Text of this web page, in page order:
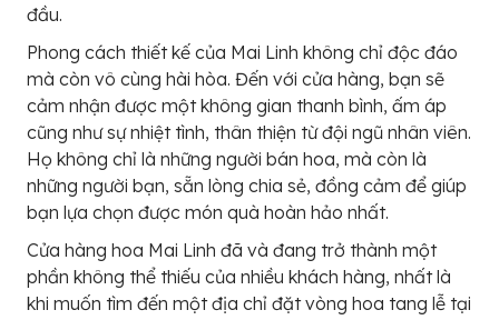
đầu.
Phong cách thiết kế của Mai Linh không chỉ độc đáo
mà còn vô cùng hài hòa. Đến với cửa hàng, bạn sẽ
cảm nhận được một không gian thanh bình, ấm áp
cũng như sự nhiệt tình, thân thiện từ đội ngũ nhân viên.
Họ không chỉ là những người bán hoa, mà còn là
những người bạn, sẵn lòng chia sẻ, đồng cảm để giúp
bạn lựa chọn được món quà hoàn hảo nhất.
Cửa hàng hoa Mai Linh đã và đang trở thành một
phần không thể thiếu của nhiều khách hàng, nhất là
khi muốn tìm đến một địa chỉ đặt vòng hoa tang lễ tại